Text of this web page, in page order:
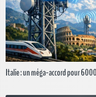
Italie : un méga-accord pour 6